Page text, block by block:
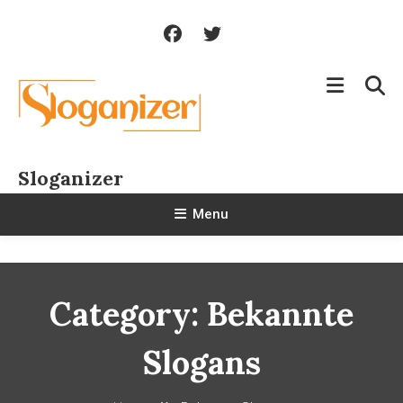
Sloganizer
Menu
Category: Bekannte
Slogans